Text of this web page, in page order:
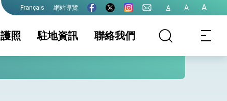
Français 網站導覽 A A A
照
訊息 護照
簽證
駐地資訊
相關資訊 簽證及入境須知
生活資訊
聯絡我們
球健康的創新能量